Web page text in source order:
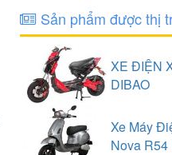
Sản phẩm được thị
XE ĐIỆN
DIBAO
Xe Máy
Nova R54